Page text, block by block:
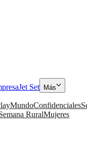
Jet Set Más
MundoConfidenciales
RuralMujeres